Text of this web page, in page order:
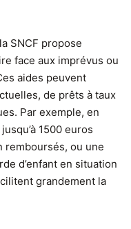
SNCF propose
face aux imprévus ou
aides peuvent
de prêts à taux
Par exemple, en
1500 euros
remboursés, ou une
d’enfant en situation
grandement la